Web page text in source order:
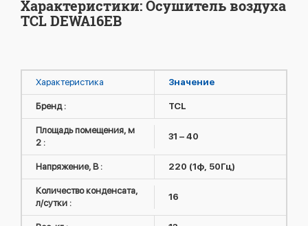
Характеристики: Осушитель воздуха
TCL DEWA16EB
Характеристика Значение
Бренд : TCL
Площадь помещения, м
2 :
31 – 40
Напряжение, В : 220 (1ф, 50Гц)
Количество конденсата,
л/сутки :
16